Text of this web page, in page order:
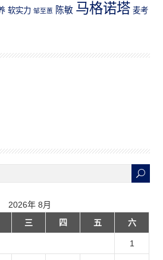
软实力 邹至蕙 陈敏 马格诺塔 麦考
2026年 8月
三 四 五 六
1